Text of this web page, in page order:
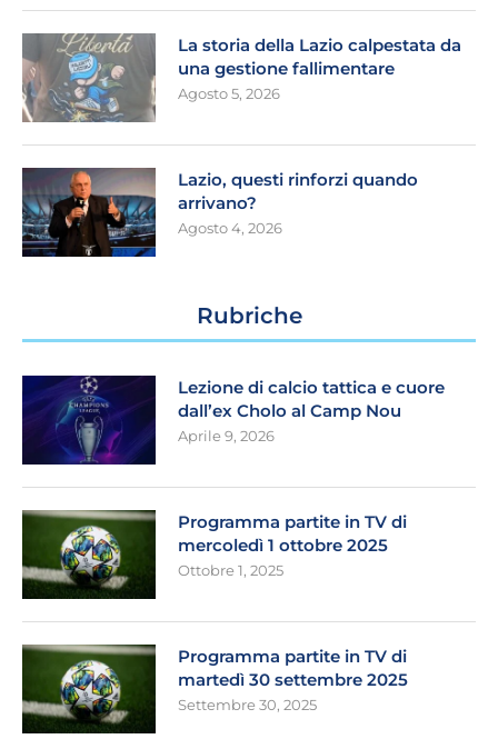
La storia della Lazio calpestata da
una gestione fallimentare
Agosto 5, 2026
Lazio, questi rinforzi quando
arrivano?
Agosto 4, 2026
Rubriche
Lezione di calcio tattica e cuore
dall’ex Cholo al Camp Nou
Aprile 9, 2026
Programma partite in TV di
mercoledì 1 ottobre 2025
Ottobre 1, 2025
Programma partite in TV di
martedì 30 settembre 2025
Settembre 30, 2025